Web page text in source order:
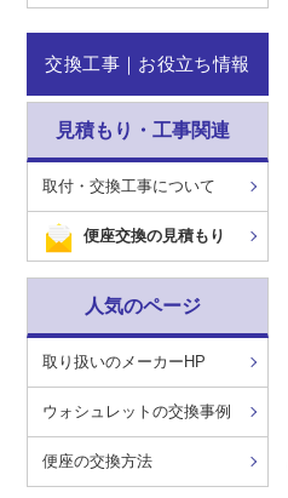
交換工事｜お役立ち情報
見積もり・工事関連
取付・交換工事について
便座交換の見積もり
人気のページ
取り扱いのメーカーHP
ウォシュレットの交換事例
便座の交換方法